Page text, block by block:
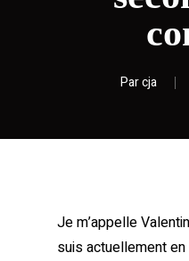
Parcja
Je m’appelle
suis actuellement